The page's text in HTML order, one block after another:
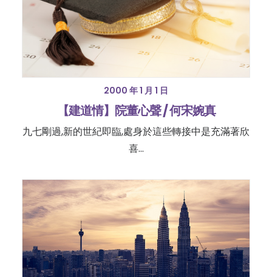
2000 年 1 月 1 日
【建道情】院董心聲 / 何宋婉真
九七剛過,新的世紀即臨,處身於這些轉接中是充滿著欣
喜...